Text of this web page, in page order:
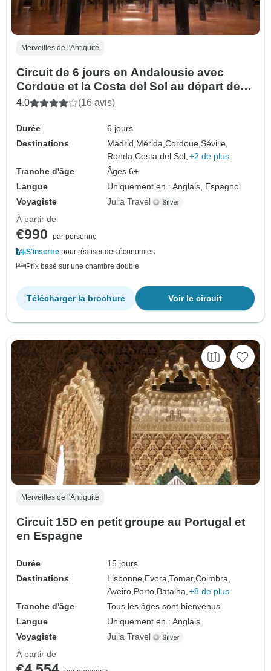
Merveilles de l'Antiquité
Circuit de 6 jours en Andalousie avec
Cordoue et la Costa del Sol au départ de
Madrid
4.0 (16 avis)
Durée
6 jours
Destinations
Madrid,Mérida,Cordoue,Séville,
Ronda,Costa del Sol, +2 de plus
Tranche d'âge
Âges 6+
Langue
Uniquement en : Anglais, Espagnol
Voyagiste
Julia Travel
À partir de
€990
par personne
S'inscrire pour réaliser des économies
Prix basé sur une chambre double
Voir le circuit
Télécharger la brochure
Merveilles de l'Antiquité
Circuit 15D en petit groupe au Portugal et
en Espagne
Durée
15 jours
Destinations
Lisbonne,Evora,Tomar,Coimbra,
Aveiro,Porto,Batalha, +8 de plus
Tranche d'âge
Tous les âges sont bienvenus
Langue
Uniquement en : Anglais
Voyagiste
Julia Travel
À partir de